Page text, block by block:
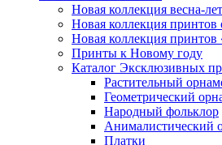
Новая коллекция весна-
Новая коллекция принтов
Новая коллекция
Принты к Новому году
Каталог Эксклюзивных
Растительный
Геометрический
Народный фольклор
Анималистический
Платки